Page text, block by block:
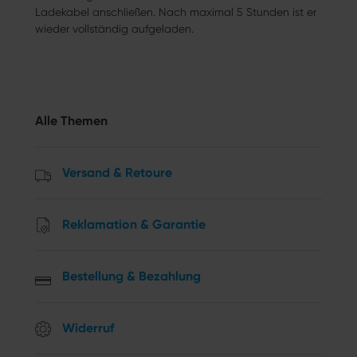
Ladekabel anschließen. Nach maximal 5 Stunden ist er
wieder vollständig aufgeladen.
Alle Themen
Versand & Retoure
Reklamation & Garantie
Bestellung & Bezahlung
Widerruf